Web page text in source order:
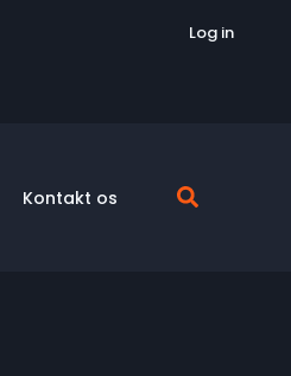
Log in
Kontakt os